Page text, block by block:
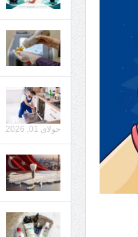
جولای 01, 2026